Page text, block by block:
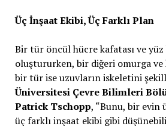
Üç İnşaat Ekibi, Üç Farklı Plan
Bir tür öncül hücre kafatası ve
oluştururken, bir diğeri omurga ve
bir tür ise uzuvların iskeletini
Üniversitesi Çevre Bilimleri
Patrick Tschopp, “Bunu, bir evin
üç farklı inşaat ekibi gibi